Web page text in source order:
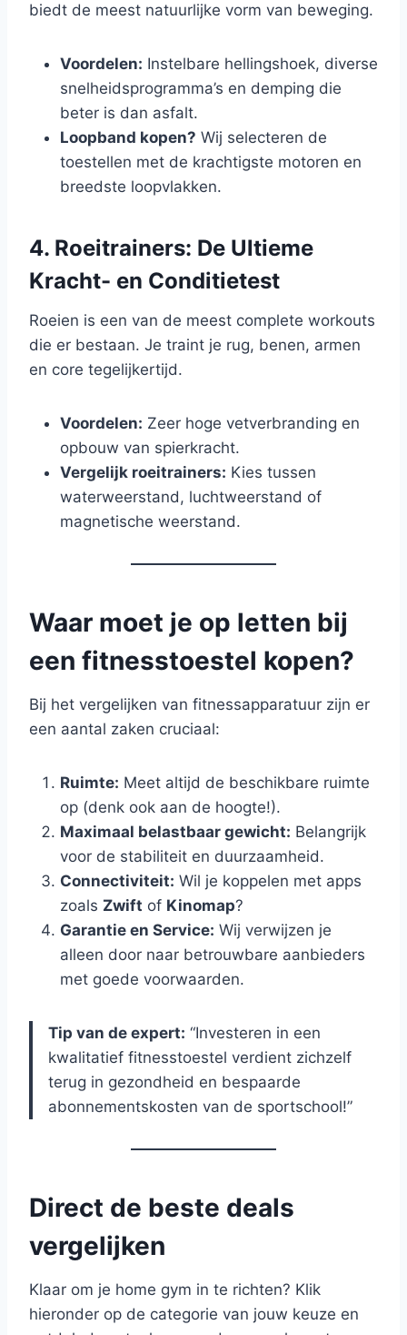
biedt de meest natuurlijke vorm van beweging.
Voordelen: Instelbare hellingshoek, diverse
snelheidsprogramma’s en demping die
beter is dan asfalt.
Loopband kopen? Wij selecteren de
toestellen met de krachtigste motoren en
breedste loopvlakken.
4. Roeitrainers: De Ultieme
Kracht- en Conditietest
Roeien is een van de meest complete workouts
die er bestaan. Je traint je rug, benen, armen
en core tegelijkertijd.
Voordelen: Zeer hoge vetverbranding en
opbouw van spierkracht.
Vergelijk roeitrainers: Kies tussen
waterweerstand, luchtweerstand of
magnetische weerstand.
Waar moet je op letten bij
een fitnesstoestel kopen?
Bij het vergelijken van fitnessapparatuur zijn er
een aantal zaken cruciaal:
Ruimte: Meet altijd de beschikbare ruimte
op (denk ook aan de hoogte!).
Maximaal belastbaar gewicht: Belangrijk
voor de stabiliteit en duurzaamheid.
Connectiviteit: Wil je koppelen met apps
zoals Zwift of Kinomap?
Garantie en Service: Wij verwijzen je
alleen door naar betrouwbare aanbieders
met goede voorwaarden.
Tip van de expert: “Investeren in een
kwalitatief fitnesstoestel verdient zichzelf
terug in gezondheid en bespaarde
abonnementskosten van de sportschool!”
Direct de beste deals
vergelijken
Klaar om je home gym in te richten? Klik
hieronder op de categorie van jouw keuze en